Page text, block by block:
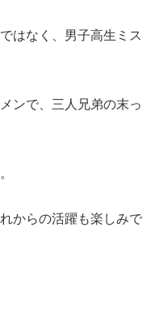
はなく、男子高生ミス
ンで、三人兄弟の末っ
からの活躍も楽しみで